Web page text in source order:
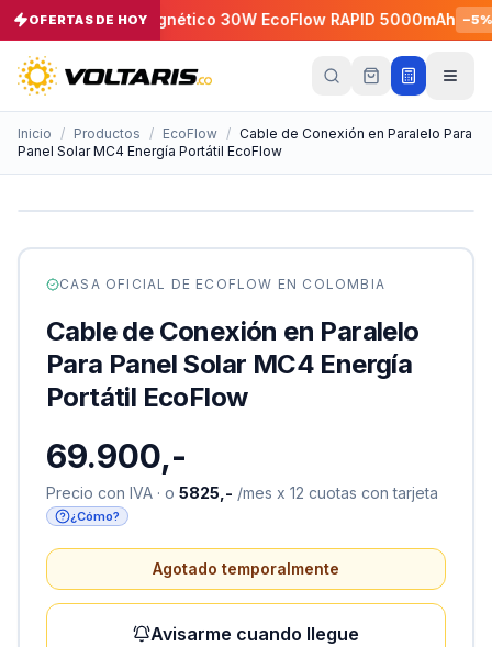
OFERTAS DE HOY
% Cargador Magnético 30W EcoFlow RAPID 5000mAh −5%
Inicio / Productos / EcoFlow / Cable de Conexión en Paralelo Para
Panel Solar MC4 Energía Portátil EcoFlow
CASA OFICIAL DE ECOFLOW EN COLOMBIA
Cable de Conexión en Paralelo
Para Panel Solar MC4 Energía
Portátil EcoFlow
69.900,-
Precio con IVA · o 5825,- /mes x 12 cuotas con tarjeta
¿Cómo?
Agotado temporalmente
Avisarme cuando llegue
Tu
Vacío
Tu
vacío
al
y
págalos